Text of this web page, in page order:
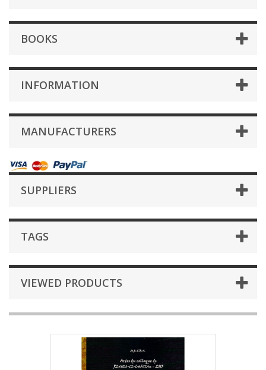
BOOKS
INFORMATION
MANUFACTURERS
SUPPLIERS
TAGS
VIEWED PRODUCTS